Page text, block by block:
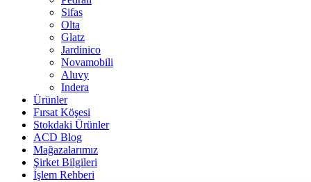
Sifas
Olta
Glatz
Jardinico
Novamobili
Aluvy
Indera
Ürünler
Fırsat Köşesi
Stokdaki Ürünler
ACD Blog
Mağazalarımız
Şirket Bilgileri
İşlem Rehberi